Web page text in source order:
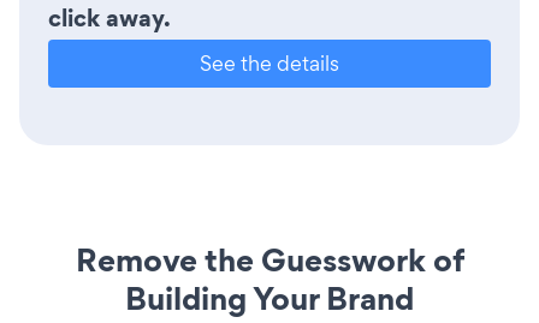
click away.
See the details
Remove the Guesswork of
Building Your Brand